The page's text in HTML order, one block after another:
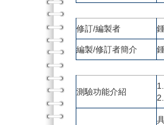
修訂/編製者
編製/修訂者簡介
測驗功能介紹